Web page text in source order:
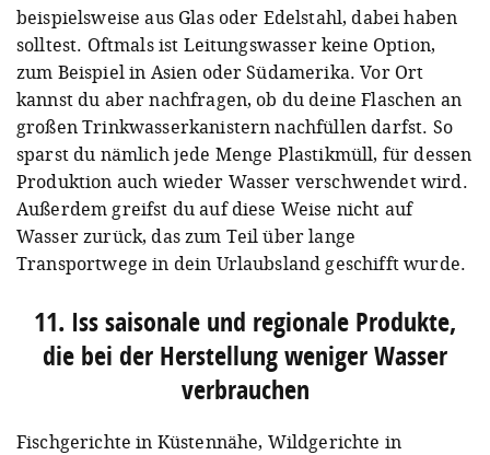
beispielsweise aus Glas oder Edelstahl, dabei haben
solltest. Oftmals ist Leitungswasser keine Option,
zum Beispiel in Asien oder Südamerika. Vor Ort
kannst du aber nachfragen, ob du deine Flaschen an
großen Trinkwasserkanistern nachfüllen darfst. So
sparst du nämlich jede Menge Plastikmüll, für dessen
Produktion auch wieder Wasser verschwendet wird.
Außerdem greifst du auf diese Weise nicht auf
Wasser zurück, das zum Teil über lange
Transportwege in dein Urlaubsland geschifft wurde.
11. Iss saisonale und regionale Produkte,
die bei ⁠der Herstellung weniger Wasser
verbrauchen⁠
Fischgerichte in Küstennähe, Wildgerichte in